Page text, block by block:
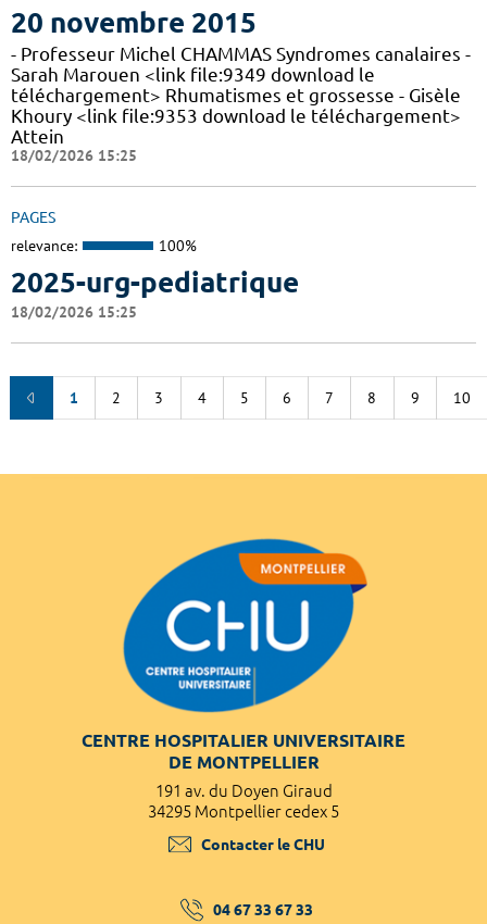
20 novembre 2015
- Professeur Michel CHAMMAS Syndromes canalaires -
Sarah Marouen <link file:9349 download le
téléchargement> Rhumatismes et grossesse - Gisèle
Khoury <link file:9353 download le téléchargement>
Attein
18/02/2026 15:25
PAGES
relevance: 100%
2025-urg-pediatrique
18/02/2026 15:25
1 2 3 4 5 6 7 8 9 10
CENTRE HOSPITALIER UNIVERSITAIRE
DE MONTPELLIER
191 av. du Doyen Giraud
34295 Montpellier cedex 5
Contacter le CHU
04 67 33 67 33